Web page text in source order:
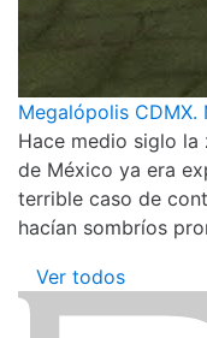
Megalópolis
Hace medio siglo
de México ya era
terrible caso de
hacían sombríos
Ver todos